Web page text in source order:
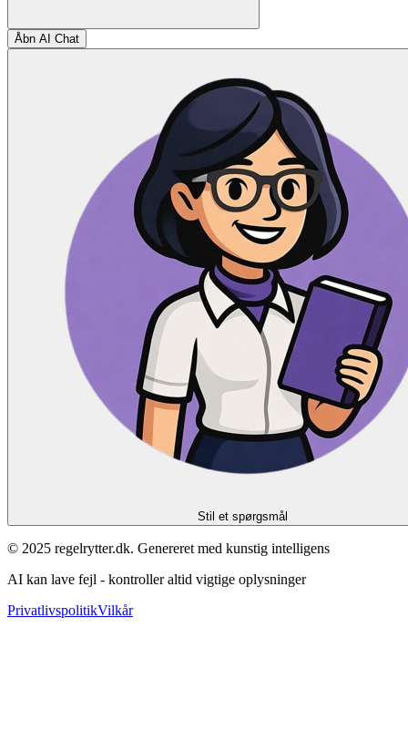
Åbn AI Chat
Stil et spørgsmål
© 2025 regelrytter.dk. Genereret med kunstig intelligens
AI kan lave fejl - kontroller altid vigtige oplysninger
PrivatlivspolitikVilkår